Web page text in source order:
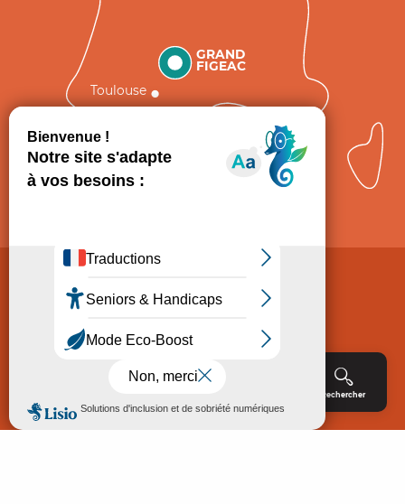
Rechercher
GRAND
FIGEAC
Toulouse
Politique de Protection des données
Consentement
Accessibilité : non conforme